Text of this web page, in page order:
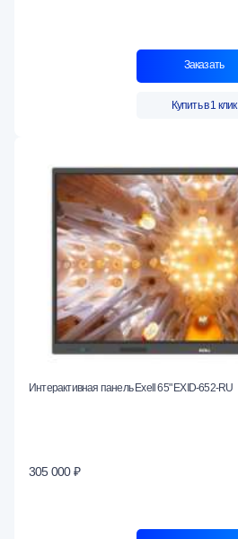
Заказать
Купить в 1 клик
Интерактивная панель Exell 65" EXID-652-RU
305 000 ₽